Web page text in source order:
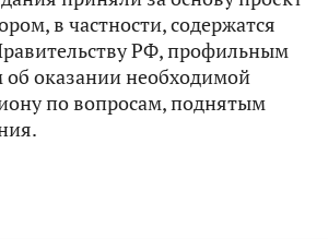
в частности, содержатся
РФ, профильным
об оказании необходимой
по вопросам, поднятым